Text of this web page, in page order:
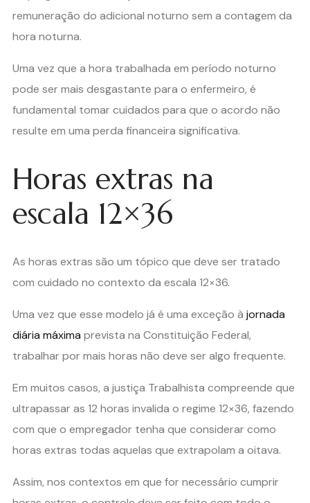
remuneração do adicional noturno sem a contagem da
hora noturna.
Uma vez que a hora trabalhada em período noturno
pode ser mais desgastante para o enfermeiro, é
fundamental tomar cuidados para que o acordo não
resulte em uma perda financeira significativa.
Horas extras na
escala 12×36
As horas extras são um tópico que deve ser tratado
com cuidado no contexto da escala 12×36.
Uma vez que esse modelo já é uma exceção à jornada
diária máxima prevista na Constituição Federal,
trabalhar por mais horas não deve ser algo frequente.
Em muitos casos, a justiça Trabalhista compreende que
ultrapassar as 12 horas invalida o regime 12×36, fazendo
com que o empregador tenha que considerar como
horas extras todas aquelas que extrapolam a oitava.
Assim, nos contextos em que for necessário cumprir